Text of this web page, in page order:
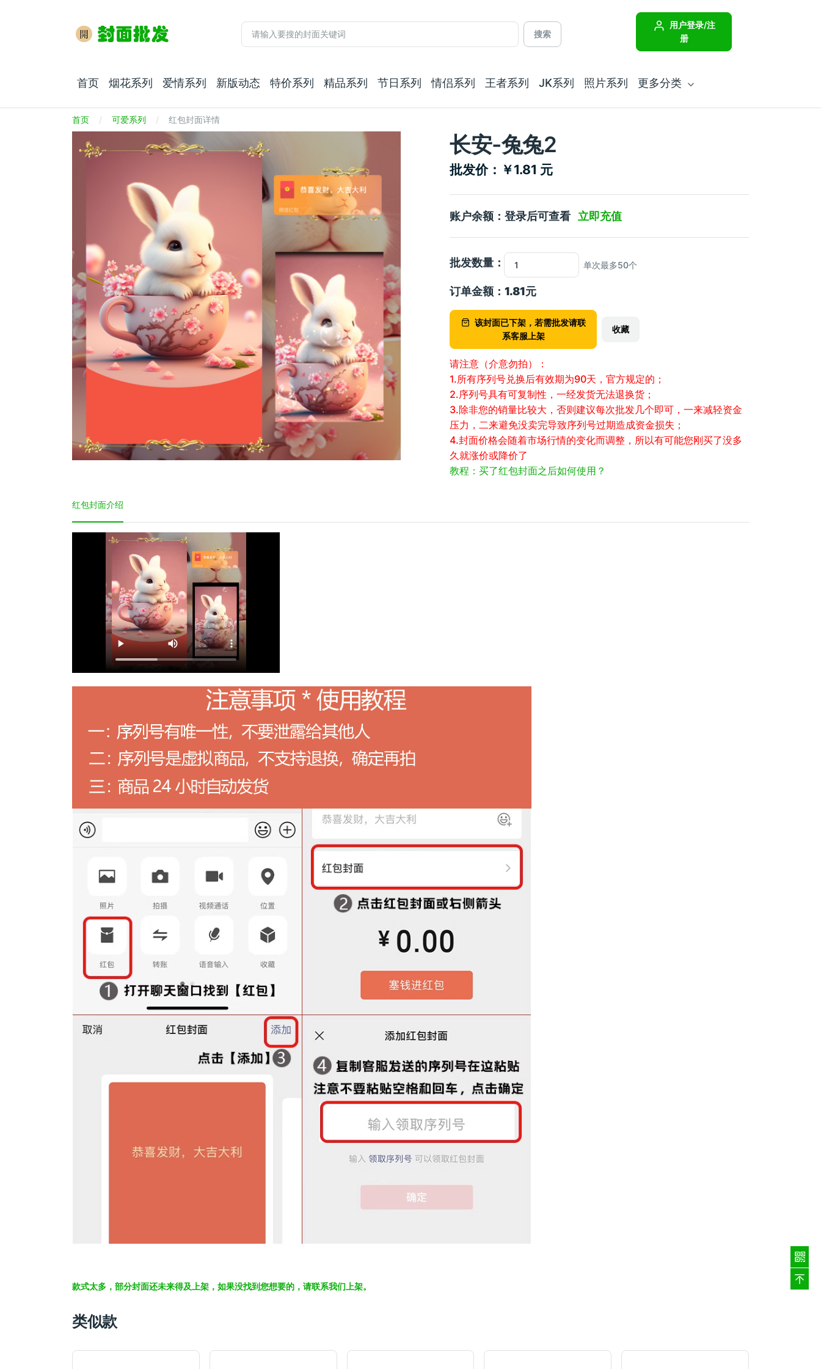
搜索
用户登录/注
册
首页 烟花系列 爱情系列 新版动态 特价系列 精品系列 节日系列 情侣系列 王者系列 JK系列 照片系列 更多分类
首页 可爱系列 红包封面详情
长安-兔兔2
批发价：￥1.81 元
账户余额：登录后可查看 立即充值
批发数量： 单次最多50个
订单金额： 1.81元
该封面已下架，若需批发请联
系客服上架
收藏
请注意（介意勿拍）：
1.所有序列号兑换后有效期为90天，官方规定的；
2.序列号具有可复制性，一经发货无法退换货；
3.除非您的销量比较大，否则建议每次批发几个即可，一来减轻资金
压力，二来避免没卖完导致序列号过期造成资金损失；
4.封面价格会随着市场行情的变化而调整，所以有可能您刚买了没多
久就涨价或降价了
教程：买了红包封面之后如何使用？
红包封面介绍
款式太多，部分封面还未来得及上架，如果没找到您想要的，请联系我们上架。
类似款